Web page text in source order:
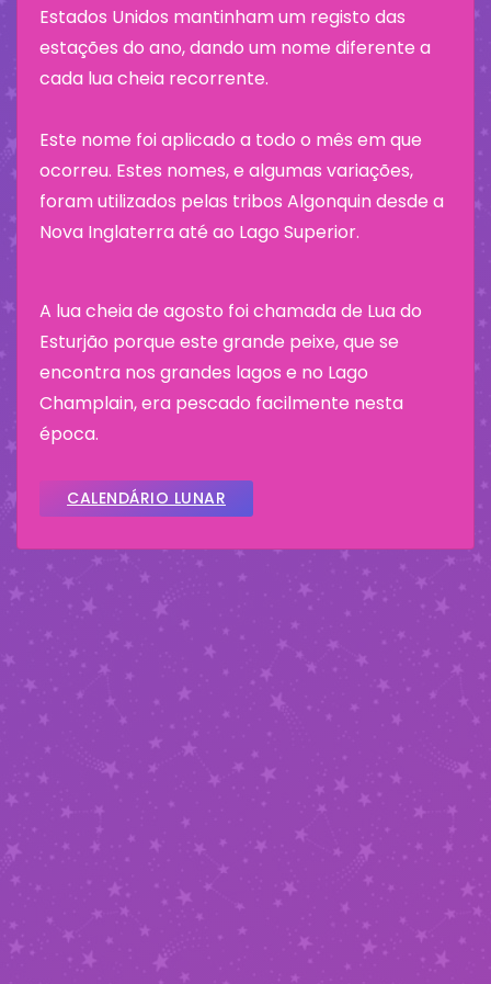
Estados Unidos mantinham um registo das
estações do ano, dando um nome diferente a
cada lua cheia recorrente.
Este nome foi aplicado a todo o mês em que
ocorreu. Estes nomes, e algumas variações,
foram utilizados pelas tribos Algonquin desde a
Nova Inglaterra até ao Lago Superior.
A lua cheia de agosto foi chamada de Lua do
Esturjão porque este grande peixe, que se
encontra nos grandes lagos e no Lago
Champlain, era pescado facilmente nesta
época.
CALENDÁRIO LUNAR